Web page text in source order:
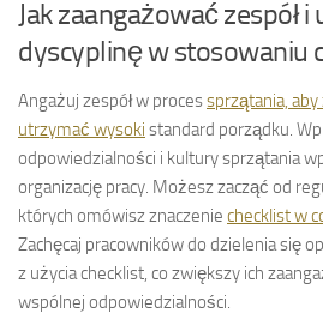
Jak zaangażować zespół
dyscyplinę w stosowaniu
Angażuj zespół w processprzątania,
utrzymać wysoki standard porządku.
odpowiedzialności i kultury sprzątania
organizację pracy. Możesz zacząć od
których omówisz znaczenie checklist w
Zachęcaj pracowników do dzielenia się
z użycia checklist, co zwiększy ich
wspólnej odpowiedzialności.